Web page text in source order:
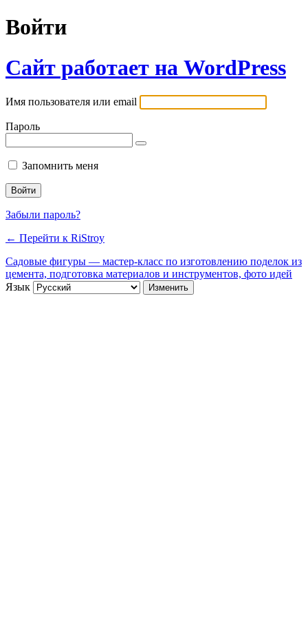
Войти
Сайт работает на WordPress
Имя пользователя или email
Пароль
Запомнить меня
Забыли пароль?
← Перейти к RiStroy
Садовые фигуры — мастер-класс по изготовлению поделок из
цемента, подготовка материалов и инструментов, фото идей
Язык